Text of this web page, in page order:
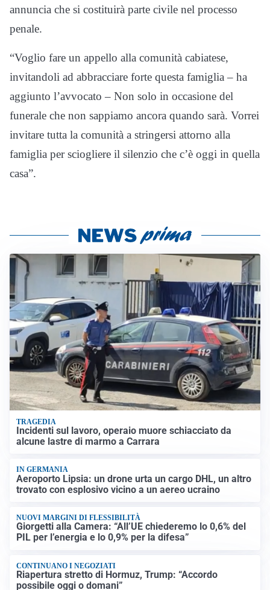
annuncia che si costituirà parte civile nel processo
penale.
“Voglio fare un appello alla comunità cabiatese,
invitandoli ad abbracciare forte questa famiglia – ha
aggiunto l’avvocato – Non solo in occasione del
funerale che non sappiamo ancora quando sarà. Vorrei
invitare tutta la comunità a stringersi attorno alla
famiglia per sciogliere il silenzio che c’è oggi in quella
casa”.
TRAGEDIA
Incidenti sul lavoro, operaio muore schiacciato da
alcune lastre di marmo a Carrara
IN GERMANIA
Aeroporto Lipsia: un drone urta un cargo DHL, un altro
trovato con esplosivo vicino a un aereo ucraino
NUOVI MARGINI DI FLESSIBILITÀ
Giorgetti alla Camera: “All’UE chiederemo lo 0,6% del
PIL per l’energia e lo 0,9% per la difesa”
CONTINUANO I NEGOZIATI
Riapertura stretto di Hormuz, Trump: “Accordo
possibile oggi o domani”